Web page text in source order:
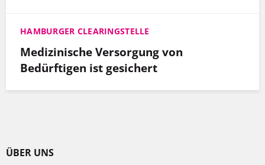
HAMBURGER CLEARINGSTELLE
Medizinische Versorgung von
Bedürftigen ist gesichert
ÜBER UNS